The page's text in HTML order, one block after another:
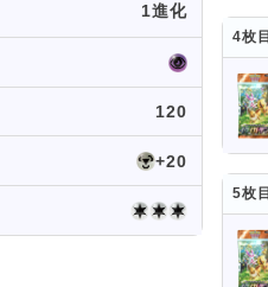
1進化
120
+20
4枚
5枚